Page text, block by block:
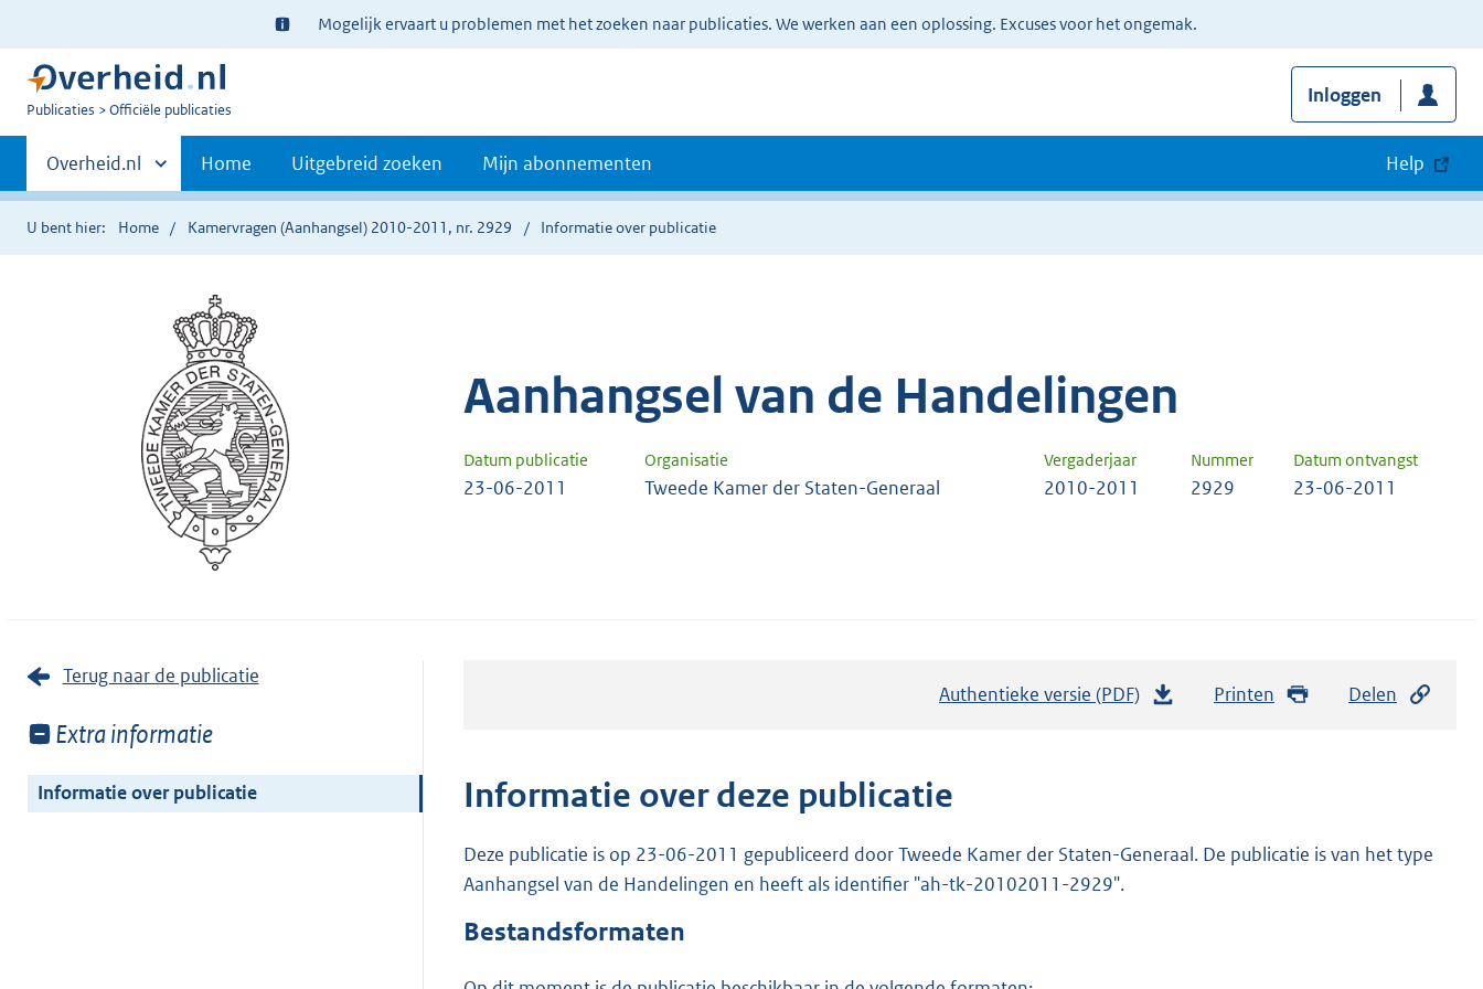
Ter
informatie:
Mogelijk ervaart u problemen met het zoeken naar publicaties. We werken aan een oplossing. Excuses voor het ongemak.
U
Publicaties Officiële publicaties
Inloggen
Primaire
navigatie
Andere
sites
binnen
Overheid.nl Home Uitgebreid zoeken Mijn abonnementen Help
U bent hier: Home Kamervragen (Aanhangsel) 2010-2011, nr. 2929 Informatie over publicatie
Aanhangsel van de Handelingen
Datum publicatie Organisatie Vergaderjaar Nummer Datum ontvangst
23-06-2011 Tweede Kamer der Staten-Generaal 2010-2011 2929 23-06-2011
Terug naar de publicatie
Toon
van:
Extra informatie
Informatie over publicatie
Authentieke versie (PDF) Printen Delen
Informatie over deze publicatie
Deze publicatie is op 23-06-2011 gepubliceerd door Tweede Kamer der Staten-Generaal. De publicatie is van het type
Aanhangsel van de Handelingen en heeft als identifier "ah-tk-20102011-2929".
Bestandsformaten